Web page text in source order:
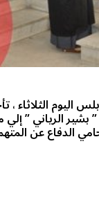
اليوم
ضده بقتل المواطن ”
الدفاع عن